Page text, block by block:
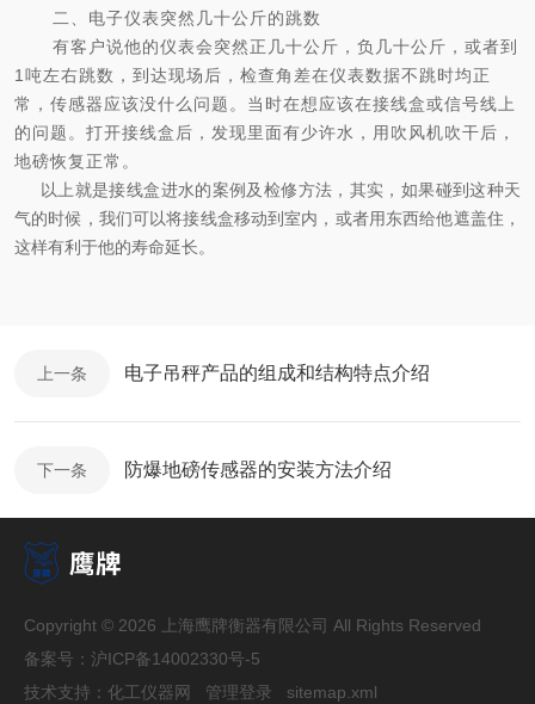
二、电子仪表突然几十公斤的跳数
有客户说他的仪表会突然正几十公斤 ，负几十公斤 ， 或者到
1吨左右跳数 ，到达现场后，检查角差在仪表数据不跳时均正
常，传感器应该没什么问题。当时在想应该在接线盒或信号线上
的问题。打开接线盒后，发现里面有少许水，用吹风机吹干后，
地磅恢复正常。
以上就是接线盒进水的案例及检修方法，其实，如果碰到这种天
气的时候，我们可以将接线盒移动到室内，或者用东西给他遮盖住，
这样有利于他的寿命延长。
上一条 电子吊秤产品的组成和结构特点介绍
下一条 防爆地磅传感器的安装方法介绍
Copyright © 2026 上海鹰牌衡器有限公司 All Rights Reserved
备案号： 沪ICP备14002330号-5
技术支持： 化工仪器网 管理登录 sitemap.xml